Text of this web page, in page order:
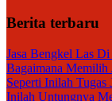
Berita terbaru
Jasa Bengkel Las
Bagaimana Memilih
Seperti Inilah Tugas
Inilah Untungnya